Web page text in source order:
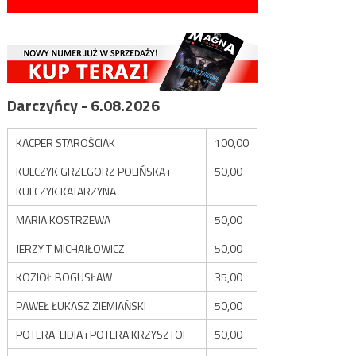
Darczyńcy - 6.08.2026
KACPER STAROŚCIAK
100,00
KULCZYK GRZEGORZ POLIŃSKA i
KULCZYK KATARZYNA
50,00
MARIA KOSTRZEWA
50,00
JERZY T MICHAJŁOWICZ
50,00
KOZIOŁ BOGUSŁAW
35,00
PAWEŁ ŁUKASZ ZIEMIAŃSKI
50,00
POTERA LIDIA i POTERA KRZYSZTOF
50,00